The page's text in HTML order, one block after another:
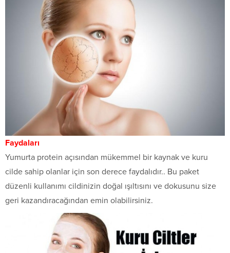
Faydaları
Yumurta protein açısından mükemmel bir kaynak ve kuru
cilde sahip olanlar için son derece faydalıdır.. Bu paket
düzenli kullanımı cildinizin doğal ışıltısını ve dokusunu size
geri kazandıracağından emin olabilirsiniz.